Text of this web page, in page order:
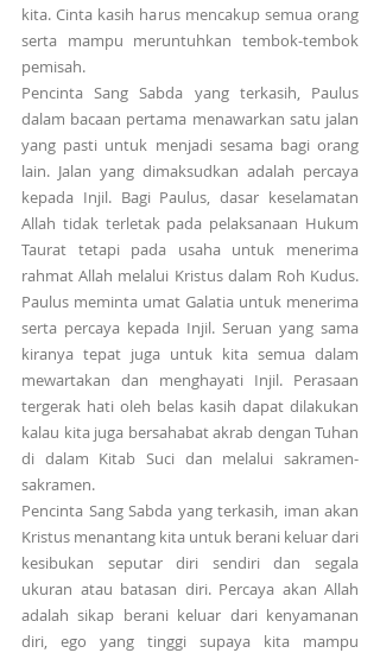
kita. Cinta kasih harus mencakup semua orang
serta mampu meruntuhkan tembok-tembok
pemisah.
Pencinta Sang Sabda yang terkasih, Paulus
dalam bacaan pertama menawarkan satu jalan
yang pasti untuk menjadi sesama bagi orang
lain. Jalan yang dimaksudkan adalah percaya
kepada Injil. Bagi Paulus, dasar keselamatan
Allah tidak terletak pada pelaksanaan Hukum
Taurat tetapi pada usaha untuk menerima
rahmat Allah melalui Kristus dalam Roh Kudus.
Paulus meminta umat Galatia untuk menerima
serta percaya kepada Injil. Seruan yang sama
kiranya tepat juga untuk kita semua dalam
mewartakan dan menghayati Injil. Perasaan
tergerak hati oleh belas kasih dapat dilakukan
kalau kita juga bersahabat akrab dengan Tuhan
di dalam Kitab Suci dan melalui sakramen-
sakramen.
Pencinta Sang Sabda yang terkasih, iman akan
Kristus menantang kita untuk berani keluar dari
kesibukan seputar diri sendiri dan segala
ukuran atau batasan diri. Percaya akan Allah
adalah sikap berani keluar dari kenyamanan
diri, ego yang tinggi supaya kita mampu